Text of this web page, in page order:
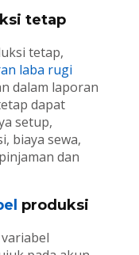
tetap
tetap,
laba rugi
dalam laporan
dapat
setup,
biaya sewa,
dan
produksi